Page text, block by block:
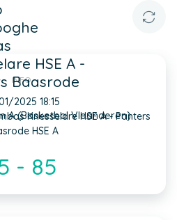
HSE A -
Baasrode
A (Basketbal Vlaanderen)
INFO
2025 18:15
Knesselare HSE A - Panters
HSE A
- 85